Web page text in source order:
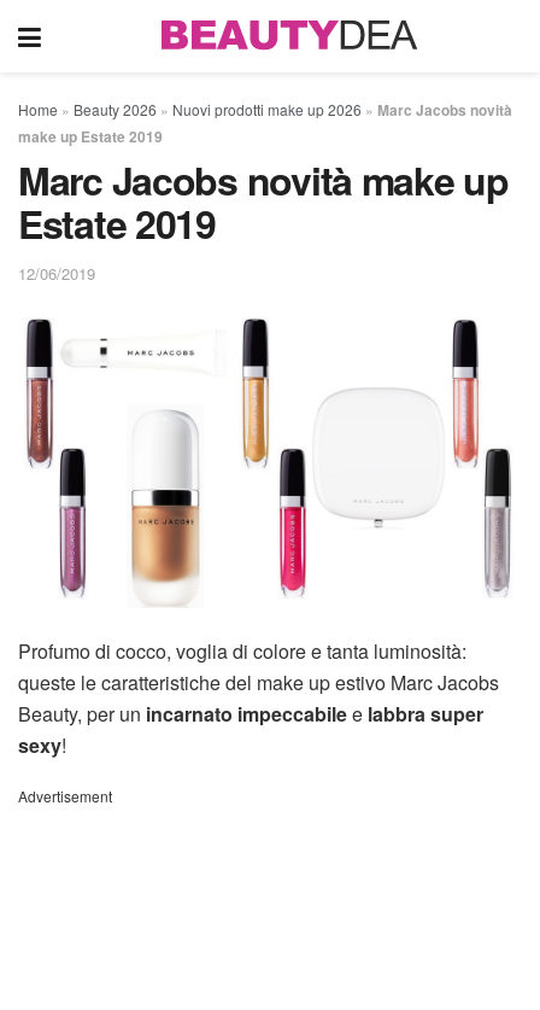
Home » Beauty 2026 » Nuovi prodotti make up 2026 » Marc Jacobs novità
make up Estate 2019
Marc Jacobs novità make up
Estate 2019
12/06/2019
Profumo di cocco, voglia di colore e tanta luminosità:
queste le caratteristiche del make up estivo Marc Jacobs
Beauty, per un incarnato impeccabilee labbra super
sexy!
Advertisement